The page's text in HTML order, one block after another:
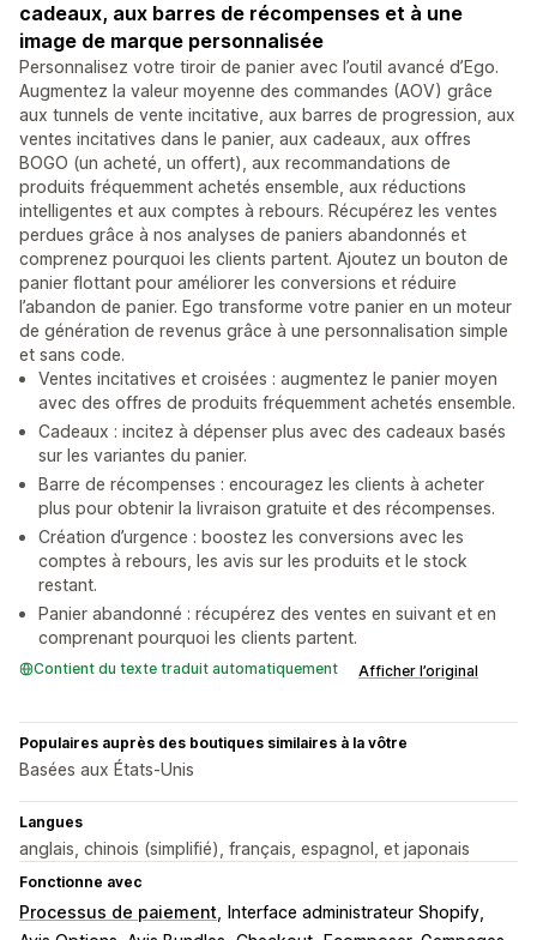
cadeaux, aux barres de récompenses et à une
image de marque personnalisée
Personnalisez votre tiroir de panier avec l’outil avancé d’Ego.
Augmentez la valeur moyenne des commandes (AOV) grâce
aux tunnels de vente incitative, aux barres de progression, aux
ventes incitatives dans le panier, aux cadeaux, aux offres
BOGO (un acheté, un offert), aux recommandations de
produits fréquemment achetés ensemble, aux réductions
intelligentes et aux comptes à rebours. Récupérez les ventes
perdues grâce à nos analyses de paniers abandonnés et
comprenez pourquoi les clients partent. Ajoutez un bouton de
panier flottant pour améliorer les conversions et réduire
l’abandon de panier. Ego transforme votre panier en un moteur
de génération de revenus grâce à une personnalisation simple
et sans code.
Ventes incitatives et croisées : augmentez le panier moyen
avec des offres de produits fréquemment achetés ensemble.
Cadeaux : incitez à dépenser plus avec des cadeaux basés
sur les variantes du panier.
Barre de récompenses : encouragez les clients à acheter
plus pour obtenir la livraison gratuite et des récompenses.
Création d’urgence : boostez les conversions avec les
comptes à rebours, les avis sur les produits et le stock
restant.
Panier abandonné : récupérez des ventes en suivant et en
comprenant pourquoi les clients partent.
Contient du texte traduit automatiquement Afficher l’original
Populaires auprès des boutiques similaires à la vôtre
Basées aux États-Unis
Langues
anglais, chinois (simplifié), français, espagnol, et japonais
Fonctionne avec
Processus de paiement
Interface administrateur Shopify